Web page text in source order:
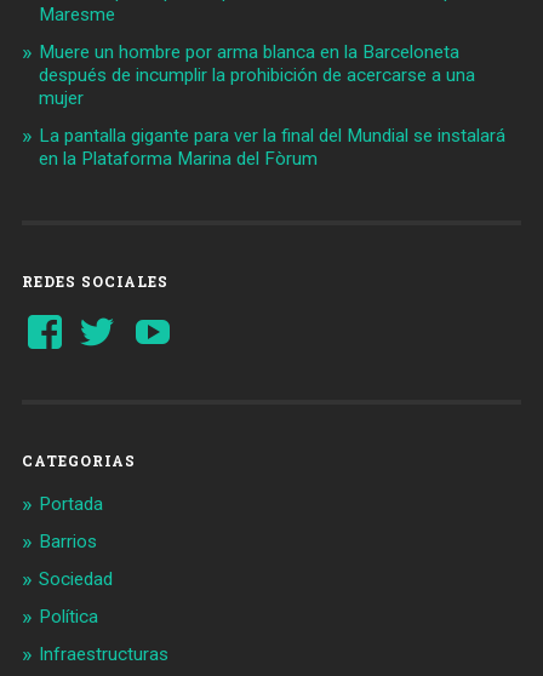
Maresme
Muere un hombre por arma blanca en la Barceloneta
después de incumplir la prohibición de acercarse a una
mujer
La pantalla gigante para ver la final del Mundial se instalará
en la Plataforma Marina del Fòrum
REDES SOCIALES
Ver
perfil
Ver
perfil
CATEGORIAS
Portada
Barrios
Sociedad
Política
Infraestructuras